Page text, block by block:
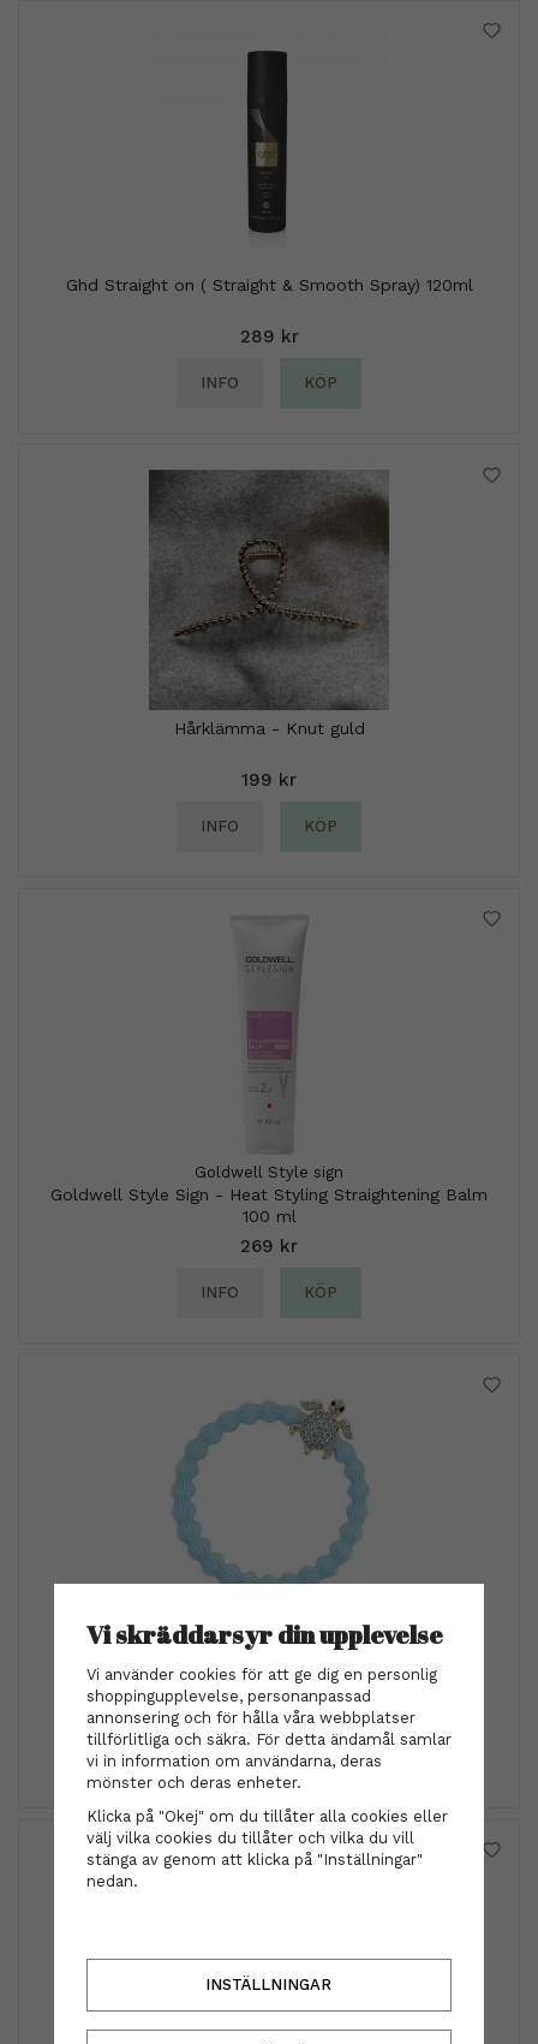
Ghd Straight on ( Straight & Smooth Spray) 120ml
289 kr
INFO KÖP
Hårklämma - Knut guld
199 kr
INFO KÖP
Goldwell Style sign
Goldwell Style Sign - Heat Styling Straightening Balm
100 ml
269 kr
INFO KÖP
by Eloise London
89 kr
INFO KÖP
Vi skräddarsyr din upplevelse
Vi använder cookies för att ge dig en personlig
shoppingupplevelse, personanpassad
annonsering och för hålla våra webbplatser
tillförlitliga och säkra. För detta ändamål samlar
vi in information om användarna, deras
mönster och deras enheter.
Klicka på "Okej" om du tillåter alla cookies eller
välj vilka cookies du tillåter och vilka du vill
stänga av genom att klicka på "Inställningar"
nedan.
INSTÄLLNINGAR